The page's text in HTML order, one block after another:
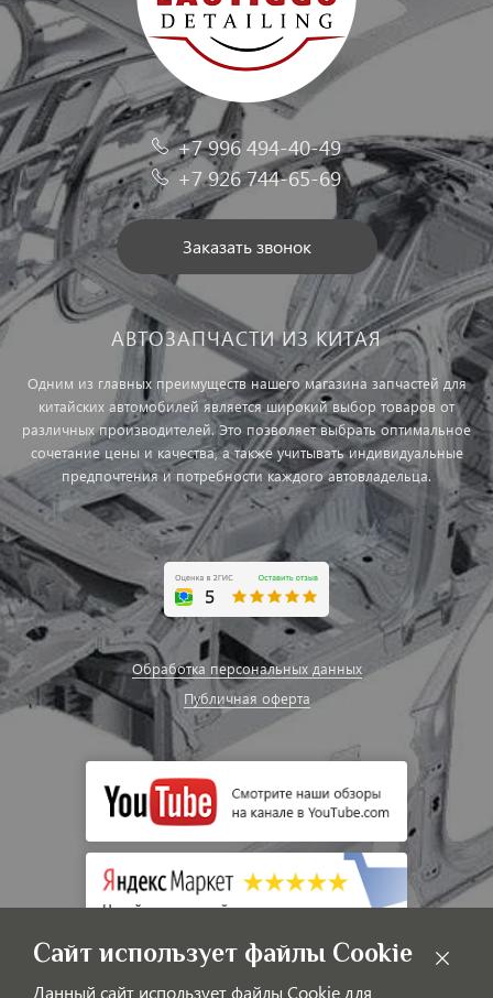
+7 996 494-40-49
+7 926 744-65-69
Заказать звонок
АВТОЗАПЧАСТИ ИЗ КИТАЯ
Одним из главных преимуществ нашего магазина запчастей для
китайских автомобилей является широкий выбор товаров от
различных производителей. Это позволяет выбрать оптимальное
сочетание цены и качества, а также учитывать индивидуальные
предпочтения и потребности каждого автовладельца.
Обработка персональных данных
Публичная оферта
Сайт использует файлы Cookie
Данный сайт использует файлы Cookie для